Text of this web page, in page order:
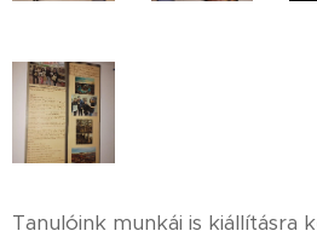
Tanulóink munkái is kiállításra